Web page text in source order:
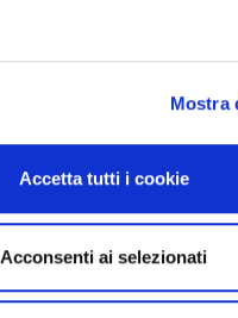
Mostra
Accetta tutti i cookie
Acconsenti ai selezionati